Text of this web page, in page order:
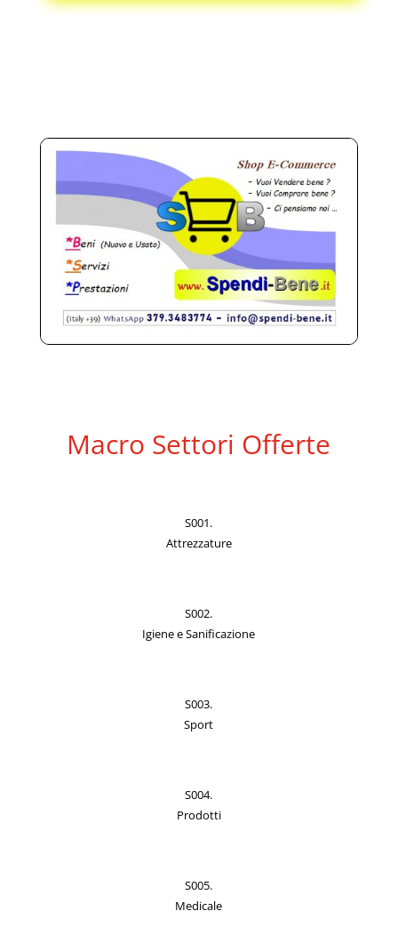
Macro Settori Offerte
S001.
Attrezzature
S002.
Igiene e Sanificazione
S003.
Sport
S004.
Prodotti
S005.
Medicale